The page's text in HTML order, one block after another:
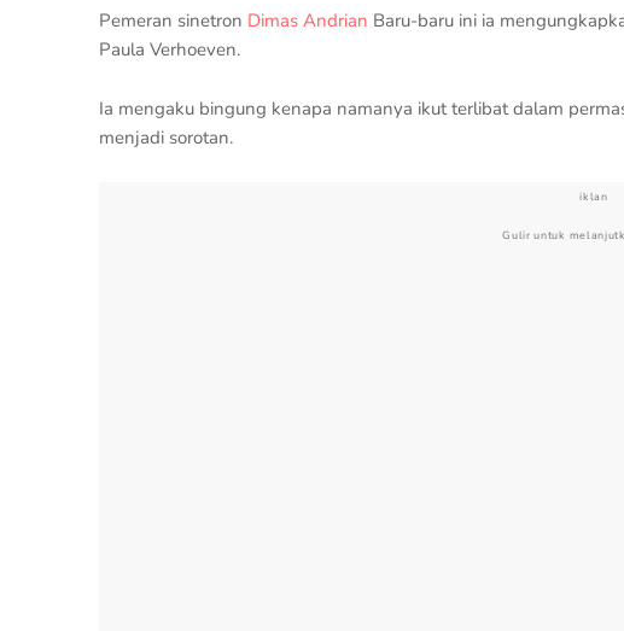
Pemeran sinetron Dimas Andrian Baru-baru ini ia
Paula Verhoeven.
Ia mengaku bingung kenapa namanya ikut terlibat dalam
menjadi sorotan.
iklan
Gulir untuk